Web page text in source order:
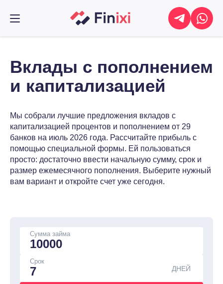
Вклады с пополнением
и капитализацией
Мы собрали лучшие предложения вкладов с
капитализацией процентов и пополнением от 29
банков на июль 2026 года. Рассчитайте прибыль с
помощью специальной формы. Ей пользоваться
просто: достаточно ввести начальную сумму, срок и
размер ежемесячного пополнения. Выберите нужный
вам вариант и откройте счет уже сегодня.
Сумма займа
Срок
ДНЕЙ